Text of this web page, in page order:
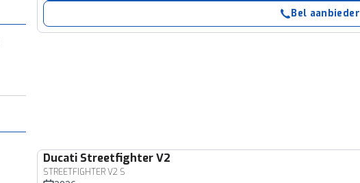
Bel aanbieder
Ducati Streetfighter V2
STREETFIGHTER V2 S